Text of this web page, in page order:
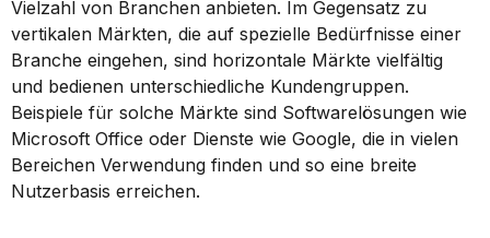
Vielzahl von Branchen anbieten. Im Gegensatz zu
vertikalen Märkten, die auf spezielle Bedürfnisse einer
Branche eingehen, sind horizontale Märkte vielfältig
und bedienen unterschiedliche Kundengruppen.
Beispiele für solche Märkte sind Softwarelösungen wie
Microsoft Office oder Dienste wie Google, die in vielen
Bereichen Verwendung finden und so eine breite
Nutzerbasis erreichen.